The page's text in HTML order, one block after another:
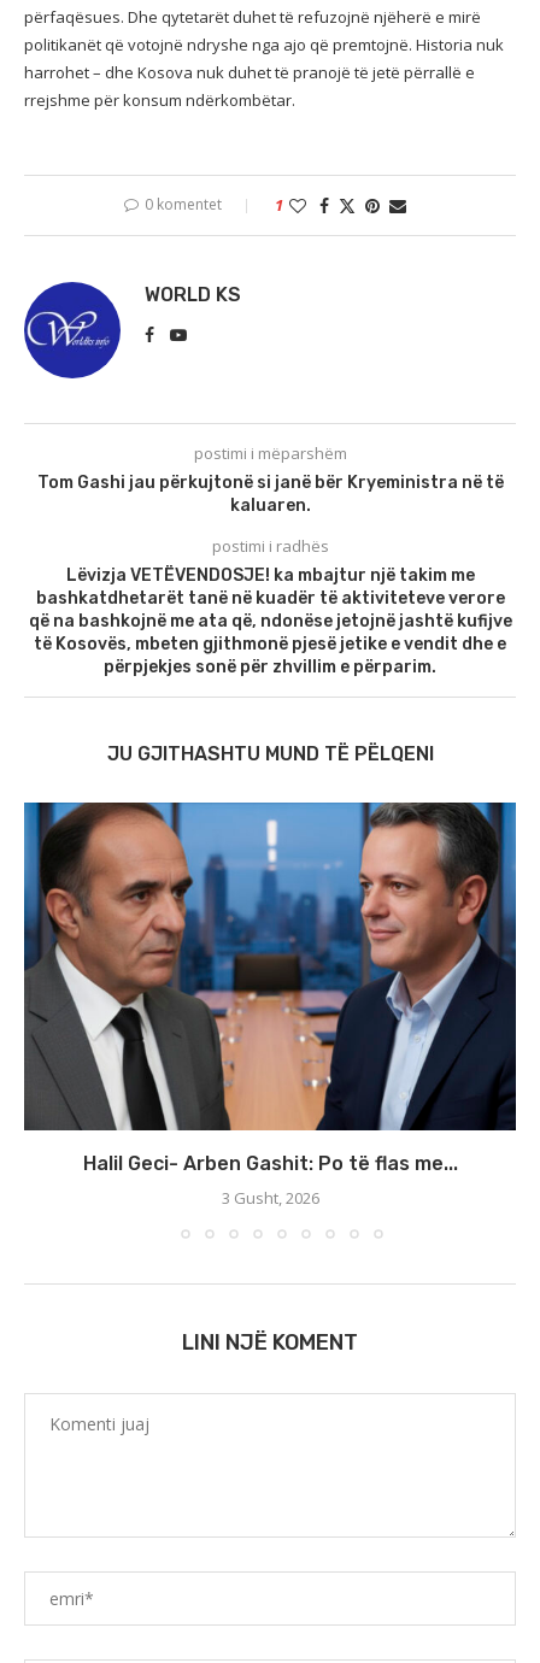
përfaqësues. Dhe qytetarët duhet të refuzojnë njëherë e mirë
politikanët që votojnë ndryshe nga ajo që premtojnë. Historia nuk
harrohet – dhe Kosova nuk duhet të pranojë të jetë përrallë e
rrejshme për konsum ndërkombëtar.
0 komentet 1
WORLD KS
postimi i mëparshëm
Tom Gashi jau përkujtonë si janë bër Kryeministra në të
kaluaren.
postimi i radhës
Lëvizja VETËVENDOSJE! ka mbajtur një takim me
bashkatdhetarët tanë në kuadër të aktiviteteve verore
që na bashkojnë me ata që, ndonëse jetojnë jashtë kufijve
të Kosovës, mbeten gjithmonë pjesë jetike e vendit dhe e
përpjekjes sonë për zhvillim e përparim.
JU GJITHASHTU MUND TË PËLQENI
Halil Geci- Arben Gashit: Po të flas me...
3 Gusht, 2026
LINI NJË KOMENT